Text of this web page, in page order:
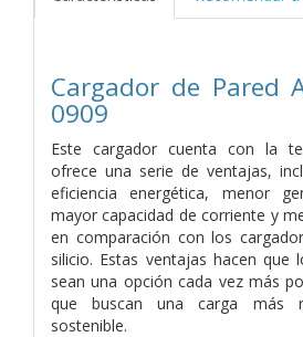
Cargador de Pared
0909
Este cargador cuenta con la
ofrece una serie de ventajas,
eficiencia energética, menor
mayor capacidad de corriente y
en comparación con los
silicio. Estas ventajas hacen que
sean una opción cada vez más
que buscan una carga más
sostenible.